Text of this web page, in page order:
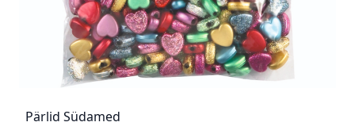
Pärlid Südamed